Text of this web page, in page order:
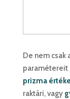
De nem
paramétereit
prizma
raktári, vagy